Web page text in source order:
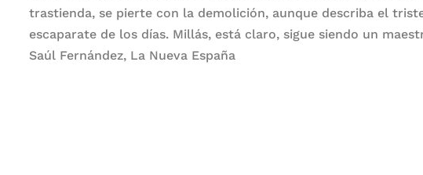
trastienda, se pierte con la demolición, aunque describa el
escaparate de los días. Millás, está claro, sigue siendo un
Saúl Fernández, La Nueva España